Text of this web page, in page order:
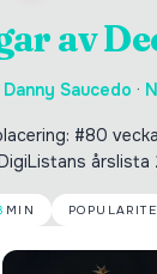
av
Danny Saucedo ·
#80
årslista
MIN